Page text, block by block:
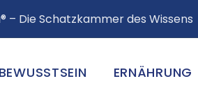
– Die Schatzkammer des Wissens
BEWUSSTSEIN ERNÄHRUNG